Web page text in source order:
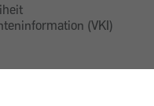
(VKI)